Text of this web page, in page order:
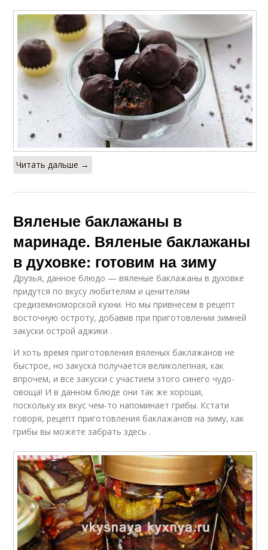
Читать дальше →
Вяленые баклажаны в
маринаде. Вяленые баклажаны
в духовке: готовим на зиму
Друзья, данное блюдо — вяленые баклажаны в духовке
придутся по вкусу любителям и ценителям
средиземноморской кухни. Но мы привнесем в рецепт
восточную остроту, добавив при приготовлении зимней
закуски острой аджики .
И хоть время приготовления вяленых баклажанов не
быстрое, но закуска получается великолепная, как
впрочем, и все закуски с участием этого синего чудо-
овоща! И в данном блюде они так же хороши,
поскольку их вкус чем-то напоминает грибы. Кстати
говоря, рецепт приготовления баклажанов на зиму, как
грибы вы можете забрать здесь .